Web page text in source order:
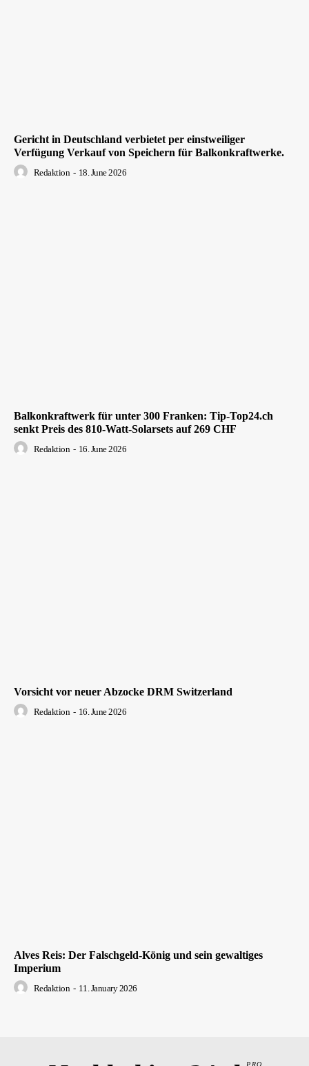
Gericht in Deutschland verbietet per einstweiliger
Verfügung Verkauf von Speichern für Balkonkraftwerke.
Redaktion - 18. June 2026
Balkonkraftwerk für unter 300 Franken: Tip-Top24.ch
senkt Preis des 810-Watt-Solarsets auf 269 CHF
Redaktion - 16. June 2026
Vorsicht vor neuer Abzocke DRM Switzerland
Redaktion - 16. June 2026
Alves Reis: Der Falschgeld-König und sein gewaltiges
Imperium
Redaktion - 11. January 2026
PRO